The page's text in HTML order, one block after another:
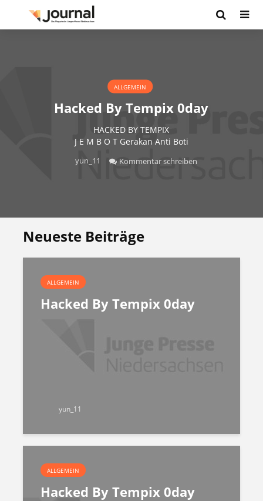
ALLGEMEIN
Hacked By Tempix 0day
HACKED BY TEMPIX
J E M B O T Gerakan Anti Boti
yun_11 Kommentar schreiben
Neueste Beiträge
ALLGEMEIN
Hacked By Tempix 0day
yun_11
ALLGEMEIN
Hacked By Tempix 0day